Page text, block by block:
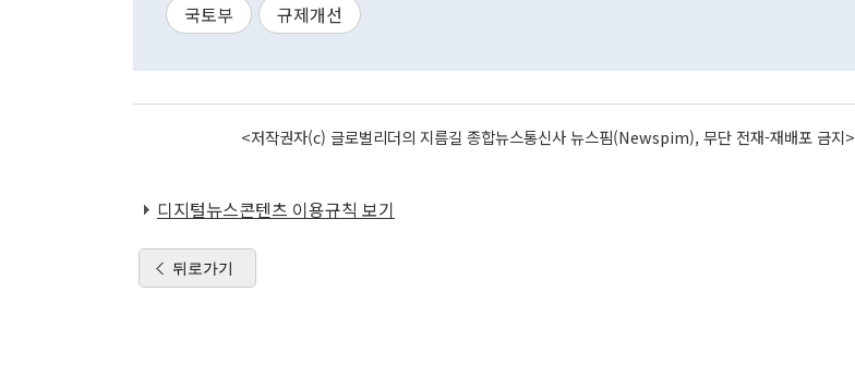
국토부 규제개선
<저작권자(c) 글로벌리더의 지름길 종합뉴스통신사 뉴스핌(Newspim), 무단 전재-재배포 금지>
디지털뉴스콘텐츠 이용규칙 보기
뒤로가기